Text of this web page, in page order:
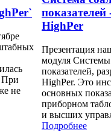
При
не
HighPer
Презентация
модуля
показателей,
HighPer. Это
основных
приборном
и высших
Подробнее